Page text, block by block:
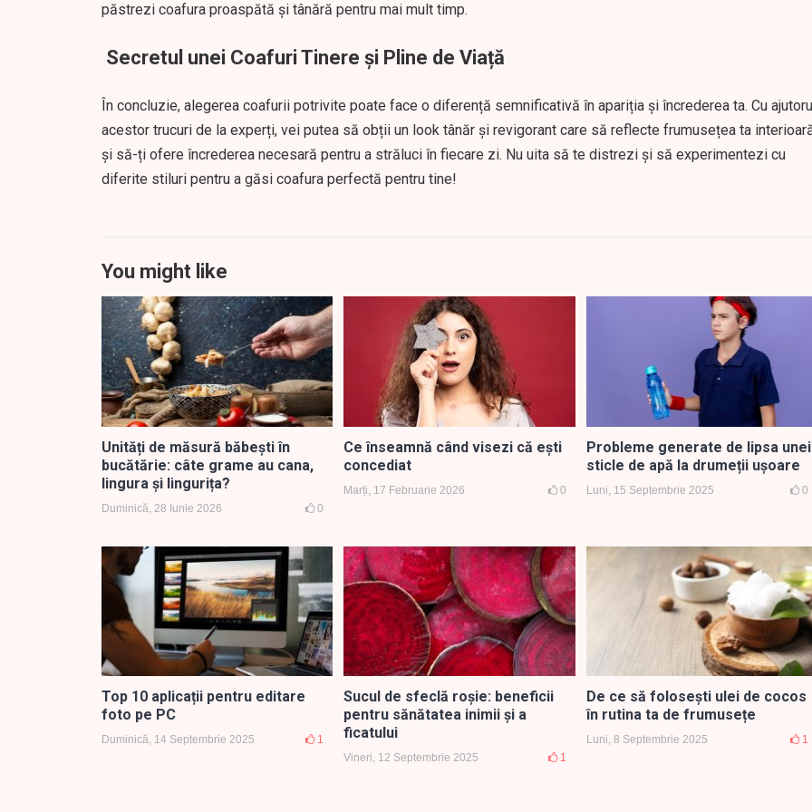
păstrezi coafura proaspătă și tânără pentru mai mult timp.
Secretul unei Coafuri Tinere și Pline de Viață
În concluzie, alegerea coafurii potrivite poate face o diferență semnificativă în apariția și încrederea ta. Cu
acestor trucuri de la experți, vei putea să obții un look tânăr și revigorant care să reflecte frumusețea ta
și să-ți ofere încrederea necesară pentru a străluci în fiecare zi. Nu uita să te distrezi și să experimentezi cu
diferite stiluri pentru a găsi coafura perfectă pentru tine!
You might like
Unități de măsură băbești în
bucătărie: câte grame au cana,
lingura și lingurița?
Duminică, 28 Iunie 2026 0
Ce înseamnă când visezi că ești
concediat
Marți, 17 Februarie 2026 0
Probleme generate de lipsa unei
sticle de apă la drumeții ușoare
Luni, 15 Septembrie 2025 0
Top 10 aplicații pentru editare
foto pe PC
Duminică, 14 Septembrie 2025 1
Sucul de sfeclă roșie: beneficii
pentru sănătatea inimii și a
ficatului
Vineri, 12 Septembrie 2025 1
De ce să folosești ulei de cocos
în rutina ta de frumusețe
Luni, 8 Septembrie 2025 1